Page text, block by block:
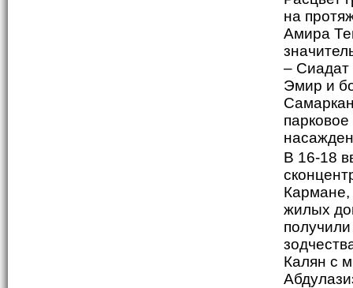
на
Амира
– Сиадат
Эмир и
В 16-18
Кармане,
жилых
Калян с